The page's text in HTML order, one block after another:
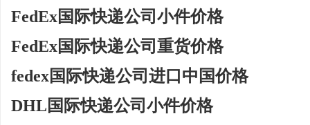
FedEx国际快递公司小件价格
FedEx国际快递公司重货价格
fedex国际快递公司进口中国价格
DHL国际快递公司小件价格